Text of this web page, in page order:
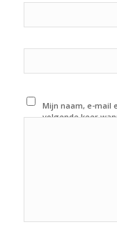
Mijn naam, e-mail
volgende keer